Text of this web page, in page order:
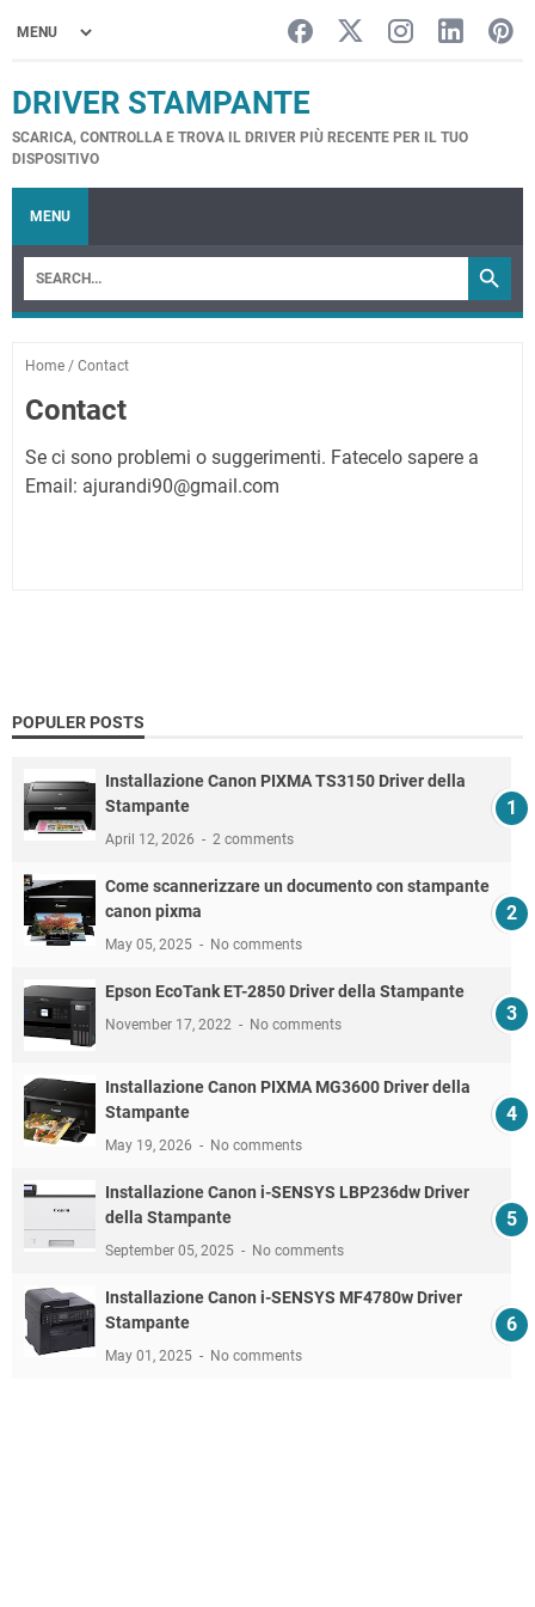
DRIVER STAMPANTE
SCARICA, CONTROLLA E TROVA IL DRIVER PIÙ RECENTE PER IL TUO
DISPOSITIVO
MENU
Home / Contact
Contact
Se ci sono problemi o suggerimenti. Fatecelo sapere a
Email: ajurandi90@gmail.com
POPULER POSTS
Installazione Canon PIXMA TS3150 Driver della
Stampante
April 12, 2026 2 comments
Come scannerizzare un documento con stampante
canon pixma
May 05, 2025 No comments
Epson EcoTank ET-2850 Driver della Stampante
November 17, 2022 No comments
Installazione Canon PIXMA MG3600 Driver della
Stampante
May 19, 2026 No comments
Installazione Canon i-SENSYS LBP236dw Driver
della Stampante
September 05, 2025 No comments
Installazione Canon i-SENSYS MF4780w Driver
Stampante
May 01, 2025 No comments